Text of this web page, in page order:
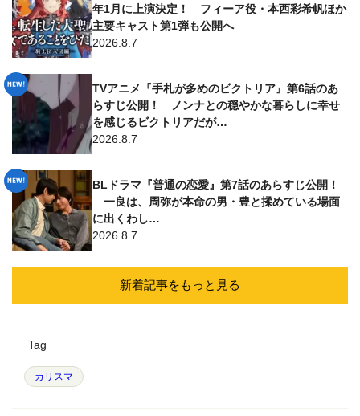
年1月に上演決定！ フィーア役・本西彩希帆ほか
主要キャスト第1弾も公開へ
2026.8.7
TVアニメ『手札が多めのビクトリア』第6話のあ
らすじ公開！ ノンナとの穏やかな暮らしに幸せ
を感じるビクトリアだが…
2026.8.7
BLドラマ『普通の恋愛』第7話のあらすじ公開！
一良は、周弥が本命の男・豊と揉めている場面
に出くわし…
2026.8.7
新着記事をもっと見る
Tag
カリスマ